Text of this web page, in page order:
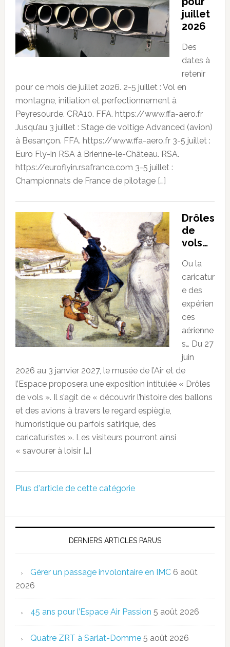
juillet
2026
Des
dates à
retenir
pour ce mois de juillet 2026. 2-5 juillet : Vol en
montagne, initiation et perfectionnement à
Peyresourde. CRA10. FFA. https://www.ffa-aero.fr
Jusqu’au 3 juillet : Stage de voltige Advanced (avion)
à Besançon. FFA. https://www.ffa-aero.fr 3-5 juillet :
Euro Fly-in RSA à Brienne-le-Château. RSA.
https://euroflyin.rsafrance.com 3-5 juillet :
Championnats de France de pilotage […]
Drôles
de
vols…
Ou la
caricatur
e des
expérien
ces
aérienne
s… Du 27
juin
2026 au 3 janvier 2027, le musée de l’Air et de
l’Espace proposera une exposition intitulée « Drôles
de vols ». Il s’agit de « découvrir l’histoire des ballons
et des avions à travers le regard espiègle,
humoristique ou parfois satirique, des
caricaturistes ». Les visiteurs pourront ainsi
« savourer à loisir […]
Plus d'article de cette catégorie
DERNIERS ARTICLES PARUS
Gérer un passage involontaire en IMC 6 août
2026
45 ans pour l’Espace Air Passion 5 août 2026
Quatre ZRT à Sarlat-Domme 5 août 2026